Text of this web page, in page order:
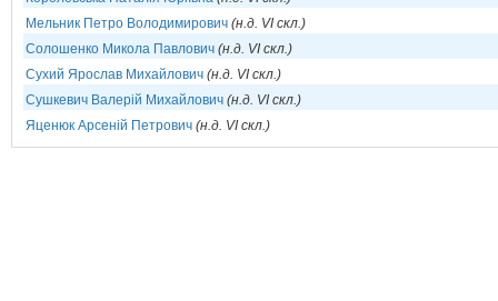
Мельник Петро Володимирович (н.д. VI скл.)
Солошенко Микола Павлович (н.д. VI скл.)
Сухий Ярослав Михайлович (н.д. VI скл.)
Сушкевич Валерій Михайлович (н.д. VI скл.)
Яценюк Арсеній Петрович (н.д. VI скл.)